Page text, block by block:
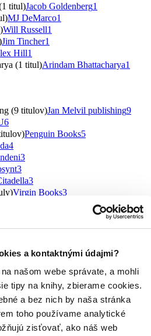
a kontaktnými údajmi?
našom webe správate, a mohli
tipy na knihy, zbierame cookies.
a bez nich by naša stránka
toho používame analytické
zisťovať, ako náš web
titul)Jacob Goldenberg1
MJ DeMarco1
Will Russell1
Jim Tincher1
Hill1
(1 titul)Arindam Bhattacharya1
(9 titulov)Jan Melvil publishing9
6
Penguin Books5
4
3
3
3
Virgin Books3
Cambridge
Vermilion2
(2 tituly)Harvard Business Press2
Press (2 tituly)Harvard Business
titul)
Simon & Schuster
HarperCollins 1